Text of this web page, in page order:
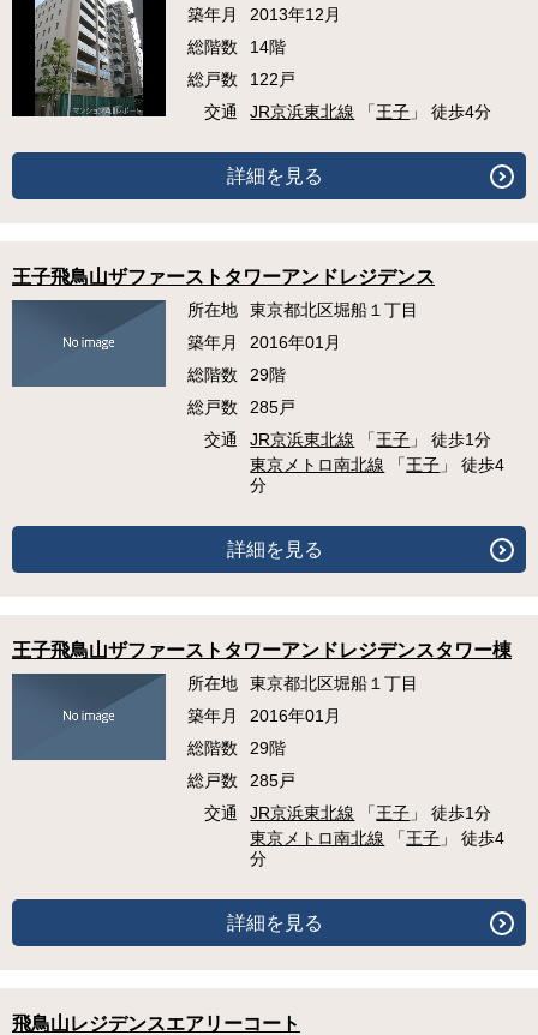
築年月
2013年12月
総階数
14階
総戸数
122戸
交通
JR京浜東北線 「王子 」 徒歩4分
詳細を見る
王子飛鳥山ザファーストタワーアンドレジデンス
所在地
東京都北区堀船１丁目
築年月
2016年01月
総階数
29階
総戸数
285戸
交通
JR京浜東北線 「王子 」 徒歩1分
東京メトロ南北線 「王子 」 徒歩4
分
詳細を見る
王子飛鳥山ザファーストタワーアンドレジデンスタワー棟
所在地
東京都北区堀船１丁目
築年月
2016年01月
総階数
29階
総戸数
285戸
交通
JR京浜東北線 「王子 」 徒歩1分
東京メトロ南北線 「王子 」 徒歩4
分
詳細を見る
飛鳥山レジデンスエアリーコート